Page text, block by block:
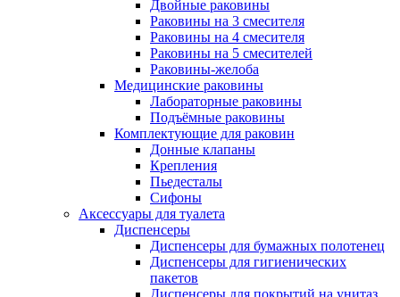
Двойные раковины
Раковины на 3 смесителя
Раковины на 4 смесителя
Раковины на 5 смесителей
Раковины-желоба
Медицинские раковины
Лабораторные раковины
Подъёмные раковины
Комплектующие для раковин
Донные клапаны
Крепления
Пьедесталы
Сифоны
Аксессуары для туалета
Диспенсеры
Диспенсеры для бумажных полотенец
Диспенсеры для гигиенических
пакетов
Диспенсеры для покрытий на унитаз